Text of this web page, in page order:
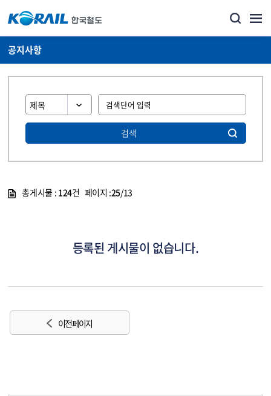
공지사항
검색
총게시물 : 124건 페이지 :25/13
등록된 게시물이 없습니다.
이전 페이지